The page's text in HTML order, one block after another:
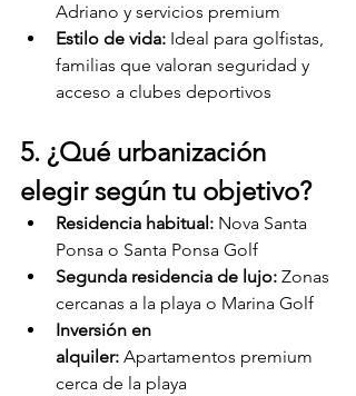
Adriano y servicios premium
Estilo de vida: Ideal para golfistas,
familias que valoran seguridad y
acceso a clubes deportivos
5. ¿Qué urbanización
elegir según tu objetivo?
Residencia habitual: Nova Santa
Ponsa o Santa Ponsa Golf
Segunda residencia de lujo: Zonas
cercanas a la playa o Marina Golf
Inversión en
alquiler: Apartamentos premium
cerca de la playa